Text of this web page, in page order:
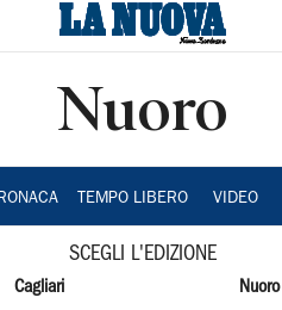
Nuoro
TEMPO LIBERO VIDEO
SCEGLI L'EDIZIONE
Cagliari Nuoro